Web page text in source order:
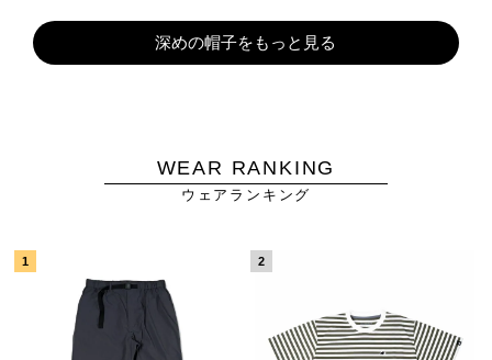
深めの帽子をもっと見る
WEAR RANKING
ウェアランキング